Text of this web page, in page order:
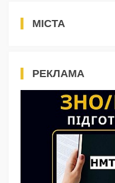
МІСТА
РЕКЛАМА